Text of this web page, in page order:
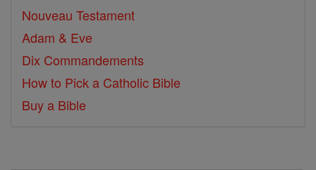
Nouveau Testament
Adam & Eve
Dix Commandements
How to Pick a Catholic Bible
Buy a Bible